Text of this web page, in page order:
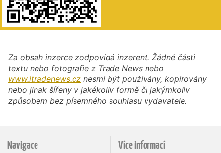
Za obsah inzerce zodpovídá inzerent. Žádné části
textu nebo fotografie z Trade News nebo
www.itradenews.cz nesmí být používány, kopírovány
nebo jinak šířeny v jakékoliv formě či jakýmkoliv
způsobem bez písemného souhlasu vydavatele.
Navigace Více informací